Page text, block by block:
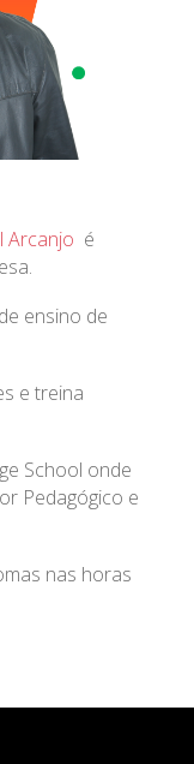
Arcanjo é
ensino de
e treina
School onde
Pedagógico e
nas horas